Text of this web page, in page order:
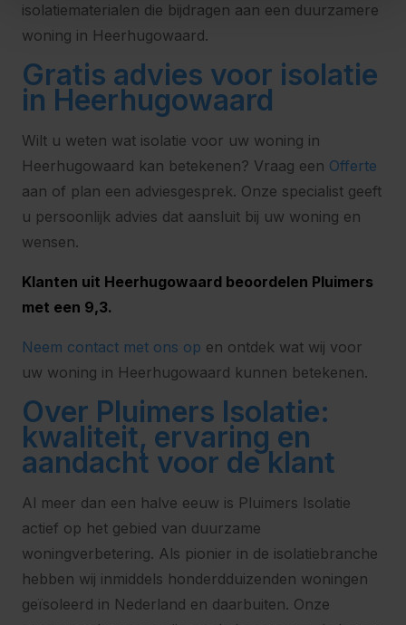
isolatiematerialen die bijdragen aan een duurzamere
woning in Heerhugowaard.
Gratis advies voor isolatie
in Heerhugowaard
Wilt u weten wat isolatie voor uw woning in
Heerhugowaard kan betekenen? Vraag een Offerte
aan of plan een adviesgesprek. Onze specialist geeft
u persoonlijk advies dat aansluit bij uw woning en
wensen.
Klanten uit Heerhugowaard beoordelen Pluimers
met een 9,3.
Neem contact met ons op en ontdek wat wij voor
uw woning in Heerhugowaard kunnen betekenen.
Over Pluimers Isolatie:
kwaliteit, ervaring en
aandacht voor de klant
Al meer dan een halve eeuw is Pluimers Isolatie
actief op het gebied van duurzame
woningverbetering. Als pionier in de isolatiebranche
hebben wij inmiddels honderdduizenden woningen
geïsoleerd in Nederland en daarbuiten. Onze